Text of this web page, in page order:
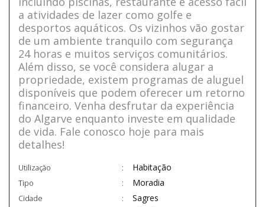
a atividades de lazer como golfe e
desportos aquáticos. Os vizinhos vão gostar
de um ambiente tranquilo com segurança
24 horas e muitos serviços comunitários.
Além disso, se você considera alugar a
propriedade, existem programas de aluguel
disponíveis que podem oferecer um retorno
financeiro. Venha desfrutar da experiência
do Algarve enquanto investe em qualidade
de vida. Fale conosco hoje para mais
detalhes!
Utilização Habitação
Tipo Moradia
Cidade Sagres